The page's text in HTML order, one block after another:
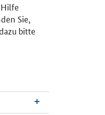
Sie,
bitte